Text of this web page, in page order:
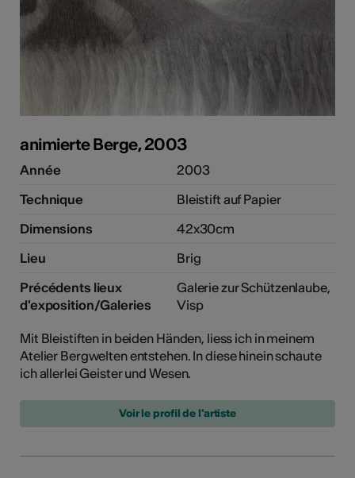
animierte Berge, 2003
Année
2003
Technique
Bleistift auf Papier
Dimensions
42x30cm
Lieu
Brig
Précédents lieux
d'exposition/Galeries
Galerie zur Schützenlaube,
Visp
Mit Bleistiften in beiden Händen, liess ich in meinem
Atelier Bergwelten entstehen. In diese hinein schaute
ich allerlei Geister und Wesen.
Voir le profil de l'artiste